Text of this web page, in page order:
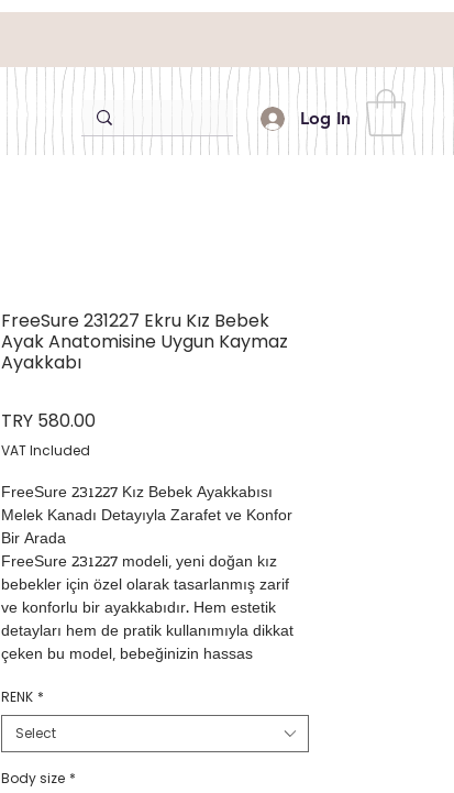
Log In
FreeSure 231227 Ekru Kız Bebek
Ayak Anatomisine Uygun Kaymaz
Ayakkabı
TRY 580.00Price
VAT Included
FreeSure 231227 Kız Bebek Ayakkabısı
Melek Kanadı Detayıyla Zarafet ve Konfor
Bir Arada
FreeSure 231227 modeli, yeni doğan kız
bebekler için özel olarak tasarlanmış zarif
ve konforlu bir ayakkabıdır. Hem estetik
detayları hem de pratik kullanımıyla dikkat
çeken bu model, bebeğinizin hassas
•Saten Dış Yüzey: Yumuşak ve parlak saten
•Pamuklu Penye Astar: İç astarında
RENK *
Select
Body size *